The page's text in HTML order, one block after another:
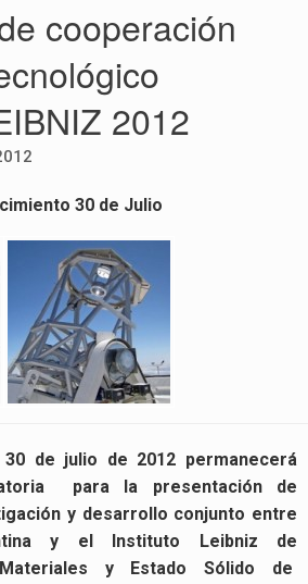
cooperación
2012
30 de Julio
de julio de 2012 permanecerá
para la presentación de
y desarrollo conjunto entre
y el Instituto Leibniz de
y Estado Sólido de